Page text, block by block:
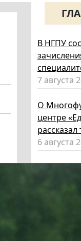
В НГПУ
7 августа
О
центре
6 августа
Код